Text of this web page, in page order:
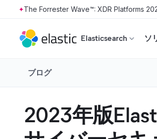
Skip to main content
The Forrester Wave™: XDR Platforms
Elasticsearch ソ
ブログ
2023年版